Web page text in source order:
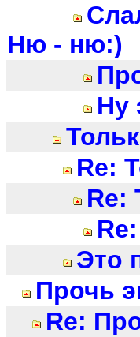
Ню - ню:)
Ну
Re:
Re:
Это
Прочь
Re: